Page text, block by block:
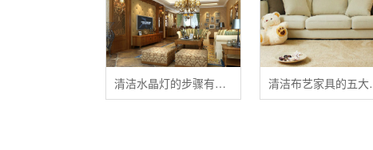
清洁水晶灯的步骤有哪些？ 清洁